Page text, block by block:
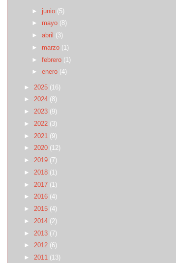
► junio (5)
► mayo (8)
► abril (3)
► marzo (1)
► febrero (1)
► enero (4)
► 2025 (16)
► 2024 (8)
► 2023 (9)
► 2022 (3)
► 2021 (9)
► 2020 (12)
► 2019 (7)
► 2018 (1)
► 2017 (1)
► 2016 (4)
► 2015 (4)
► 2014 (2)
► 2013 (7)
► 2012 (6)
► 2011 (13)